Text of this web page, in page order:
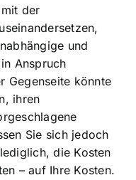
der
und
Anspruch
Gegenseite könnte
ihren
Sie sich jedoch
die Kosten
– auf Ihre Kosten.